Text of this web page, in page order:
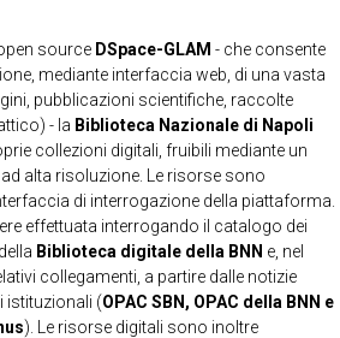
source DSpace-GLAM - che consente
mediante interfaccia web, di una vasta
pubblicazioni scientifiche, raccolte
- la Biblioteca Nazionale di Napoli
collezioni digitali, fruibili mediante un
alta risoluzione. Le risorse sono
di interrogazione della piattaforma.
effettuata interrogando il catalogo dei
Biblioteca digitale della BNN e, nel
collegamenti, a partire dalle notizie
istituzionali (OPAC SBN, OPAC della BNN e
). Le risorse digitali sono inoltre